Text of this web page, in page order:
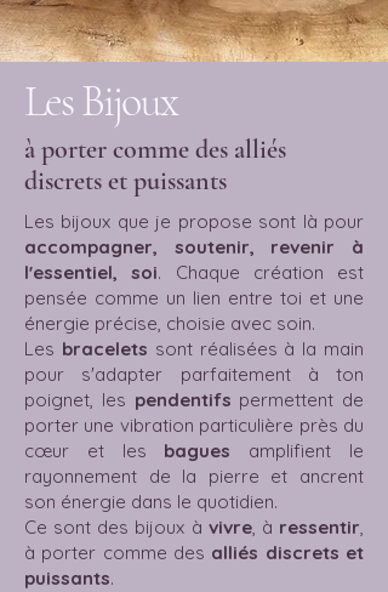
Les Bijoux
à porter comme des alliés
discrets et puissants
Les bijoux que je propose sont là pour
accompagner, soutenir, revenir à
l'essentiel, soi. Chaque création est
pensée comme un lien entre toi et une
énergie précise, choisie avec soin.
Les bracelets sont réalisées à la main
pour s'adapter parfaitement à ton
poignet, les pendentifs permettent de
porter une vibration particulière près du
cœur et les bagues amplifient le
rayonnement de la pierre et ancrent
son énergie dans le quotidien.
Ce sont des bijoux à vivre, à ressentir,
à porter comme des alliés discrets et
puissants.